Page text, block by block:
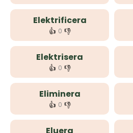
Elektrificera
👍 0 👎
Elektrisera
👍 0 👎
Eliminera
👍 0 👎